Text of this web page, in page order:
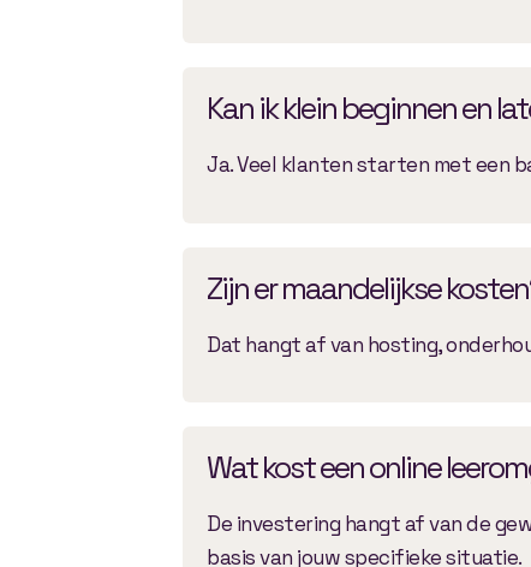
Kan ik klein beginnen en
Ja. Veel klanten starten met een
Zijn er maandelijkse
Dat hangt af van hosting,
Wat kost een online
De investering hangt af van de
basis van jouw specifieke situatie.